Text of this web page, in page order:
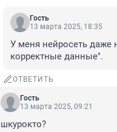
Гость
13 марта 2025, 18:35
У меня нейросеть даже
корректные данные".
ОТВЕТИТЬ
Гость
13 марта 2025, 09:21
шкурокто?